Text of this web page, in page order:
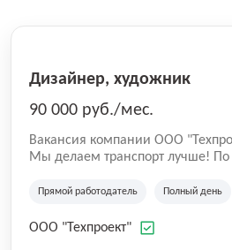
Дизайнер, художник
90 000 руб./мес.
Вакансия компании ООО
Мы делаем транспорт лучше!
ООО"Современные технологии"
Все эти годы мы остаемся
Прямой работодатель Полный день
ООО "Техпроект"